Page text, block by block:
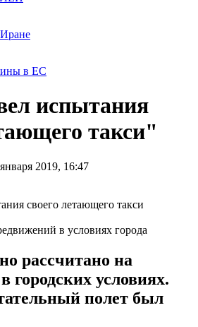
в ЕС
испытания
такси"
2019, 16:47
в условиях города
рассчитано на
городских условиях.
полет был